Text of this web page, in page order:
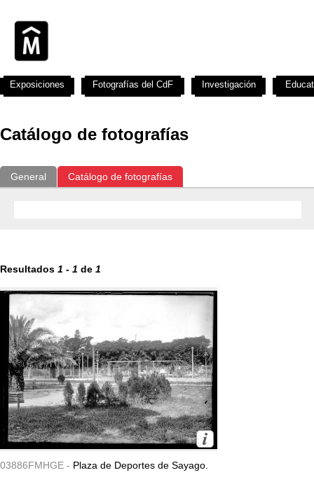
Catálogo de fotografías
General Catálogo de fotografías
Resultados 1 - 1 de 1
03886FMHGE - Plaza de Deportes de Sayago.
Exposiciones Fotografías del CdF Investigación